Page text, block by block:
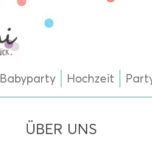
Babyparty Hochzeit
ÜBER UNS